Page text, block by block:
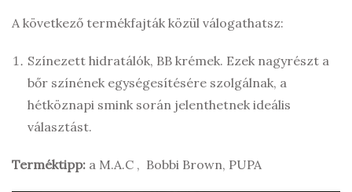
A következő termékfajták közül válogathatsz:
Színezett hidratálók, BB krémek. Ezek nagyrészt a
bőr színének egységesítésére szolgálnak, a
hétköznapi smink során jelenthetnek ideális
választást.
Terméktipp: a M.A.C , Bobbi Brown, PUPA